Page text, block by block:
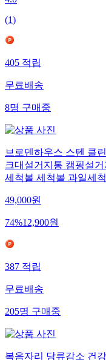
4.0
(1)
405적립
무료배송
8명구매중
브로덴하우스 스텐 클
크대설거지통 캠핑설
세척볼 세척볼 과일세
49,000원
74%12,900원
387적립
무료배송
205명구매중